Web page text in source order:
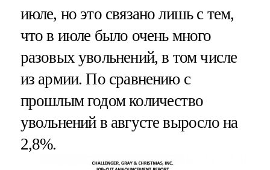
июле, но это связано лишь с тем,
что в июле было очень много
разовых увольнений, в том числе
из армии. По сравнению с
прошлым годом количество
увольнений в августе выросло на
2,8%.